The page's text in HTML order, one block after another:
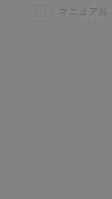
この資料を選択
マニュアル